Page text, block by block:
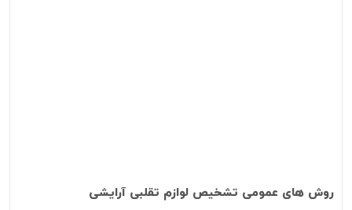
روش های عمومی تشخیص لوازم تقلبی آرایشی